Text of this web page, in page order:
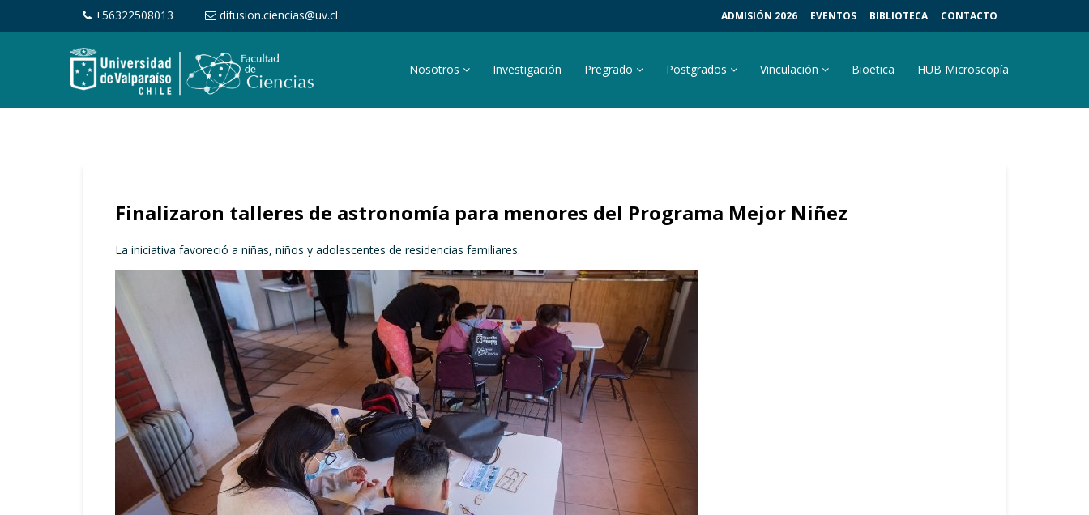
+56322508013 difusion.ciencias@uv.cl ADMISIÓN 2026 EVENTOS BIBLIOTECA CONTACTO
Nosotros Investigación Pregrado Postgrados Vinculación Bioetica HUB Microscopía
Finalizaron talleres de astronomía para menores del Programa Mejor Niñez
La iniciativa favoreció a niñas, niños y adolescentes de residencias familiares.